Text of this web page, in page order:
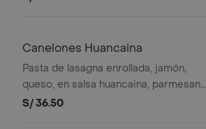
Canelones Huancaina
Pasta de lasagna enrollada, jamón,
queso, en salsa huancaina, parmesano
y orégano, 3 unidades de pan al ajo.
S/ 36.50